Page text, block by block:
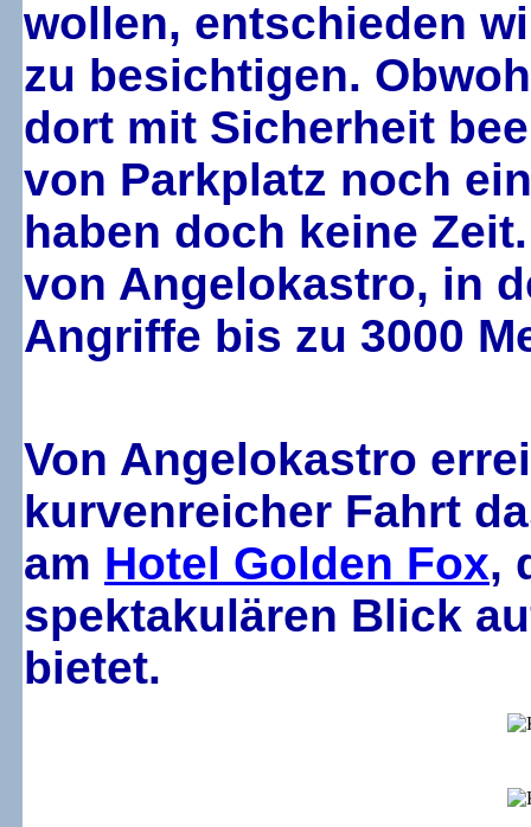
wollen, entschieden
zu besichtigen.
dort mit Sicherheit
von Parkplatz noch
haben doch keine
von Angelokastro, in
Angriffe bis zu 3000
Von Angelokastro
kurvenreicher Fahrt
am Hotel Golden Fox,
spektakulären Blick
bietet.